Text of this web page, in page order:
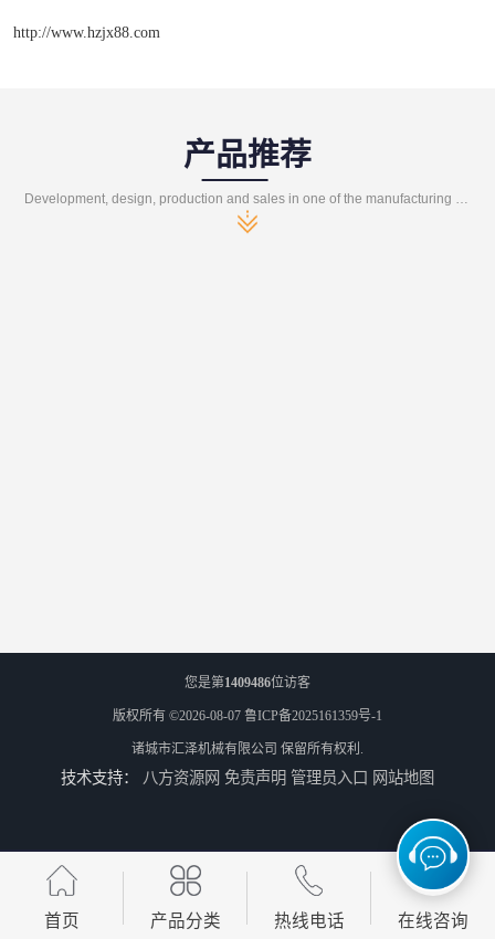
http://www.hzjx88.com
产品推荐
Development, design, production and sales in one of the manufacturing enterprises
您是第1409486位访客
版权所有 ©2026-08-07 鲁ICP备2025161359号-1
诸城市汇泽机械有限公司 保留所有权利.
技术支持： 八方资源网 免责声明 管理员入口 网站地图
首页 产品分类 热线电话 在线咨询